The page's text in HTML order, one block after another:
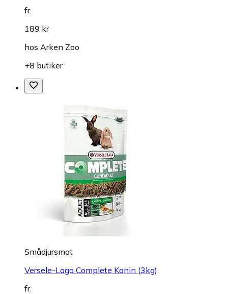
fr.
189 kr
hos Arken Zoo
+8 butiker
Smådjursmat
Versele-Laga Complete Kanin (3kg)
fr.